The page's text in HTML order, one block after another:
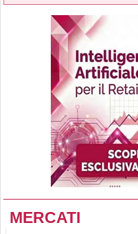
MERCATI